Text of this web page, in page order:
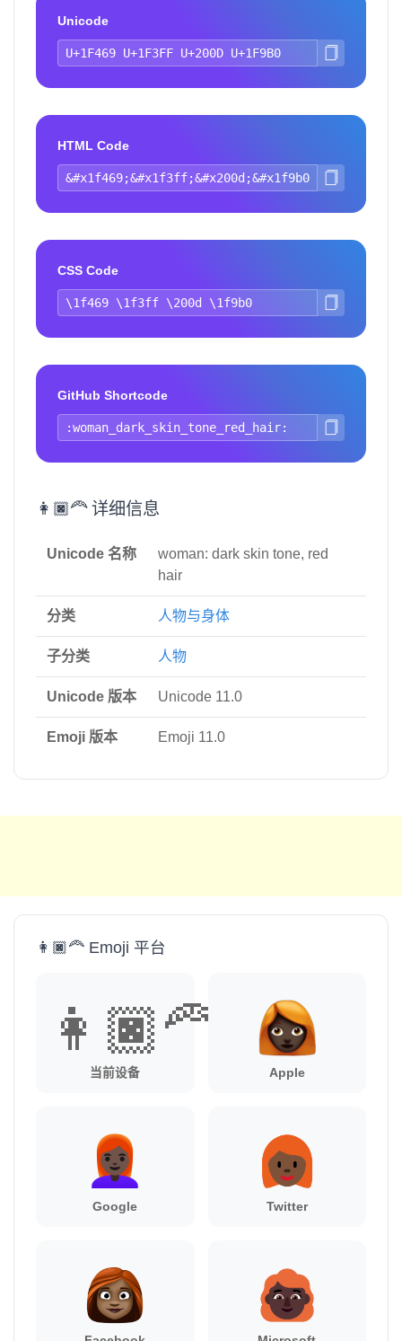
Unicode
HTML Code
CSS Code
GitHub Shortcode
👩🏿‍🦰 详细信息
Unicode 名称
woman: dark skin tone, red
hair
分类 人物与身体
子分类 人物
Unicode 版本 Unicode 11.0
Emoji 版本 Emoji 11.0
👩🏿‍🦰 Emoji 平台
👩🏿‍🦰
当前设备 Apple
Google Twitter